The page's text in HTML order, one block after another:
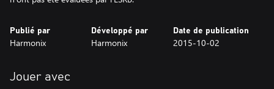
Publié par
Harmonix
Développé par
Harmonix
Date de publication
2015-10-02
Jouer avec